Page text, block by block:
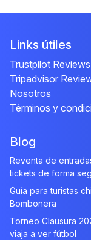
Links útiles
Trustpilot Reviews
Tripadvisor
Nosotros
Términos y
Blog
Reventa de
tickets de forma
Guía para turistas
Bombonera
Torneo Clausura
viaja a ver fútbol